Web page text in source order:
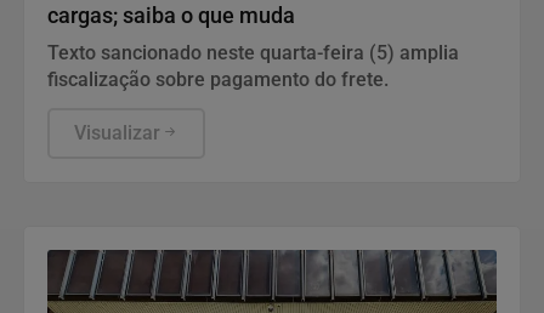
cargas; saiba o que muda
Texto sancionado neste quarta-feira (5) amplia
fiscalização sobre pagamento do frete.
Visualizar